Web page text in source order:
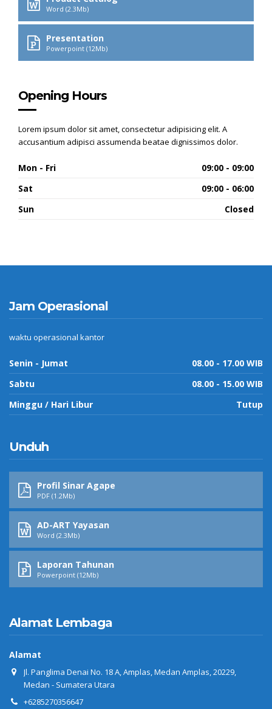
Word (2.3Mb)
Presentation
Powerpoint (12Mb)
Opening Hours
Lorem ipsum dolor sit amet, consectetur adipisicing elit. A
accusantium adipisci assumenda beatae dignissimos dolor.
Mon - Fri
09:00 - 09:00
Sat
09:00 - 06:00
Sun
Closed
Jam Operasional
waktu operasional kantor
Senin - Jumat
08.00 - 17.00 WIB
Sabtu
08.00 - 15.00 WIB
Minggu / Hari Libur
Tutup
Unduh
Profil Sinar Agape
PDF (1.2Mb)
AD-ART Yayasan
Word (2.3Mb)
Laporan Tahunan
Powerpoint (12Mb)
Alamat Lembaga
Alamat
Jl. Panglima Denai No. 18 A, Amplas, Medan Amplas, 20229,
Medan - Sumatera Utara
+6285270356647